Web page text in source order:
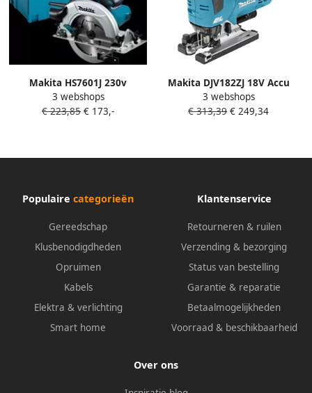
Makita HS7601J 230v
Cirkelzaag | 1200w 190mm
HS7601J
3 webshops
€ 223,85 € 173,-
Makita DJV182ZJ 18V Accu
Decoupeerzaag D-greep |
Zonder accu&apos;s en lader
3 webshops
€ 313,39 € 249,34
Populaire categorieën
Gereedschap
Klusbenodigdheden
Opruimen
Kabels
Elektra & verlichting
Smart home
Klantenservice
Retourneren & ruilen
Verzending & bezorging
Status van bestelling
Garantie & reparatie
Betaalmogelijkheden
Voorraad & beschikbaarheid
Over ons